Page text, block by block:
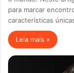
para marcar
características
Leia mais »